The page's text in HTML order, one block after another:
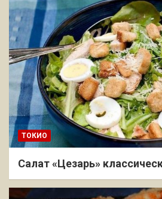
ТОКИО
Салат «Цезарь»